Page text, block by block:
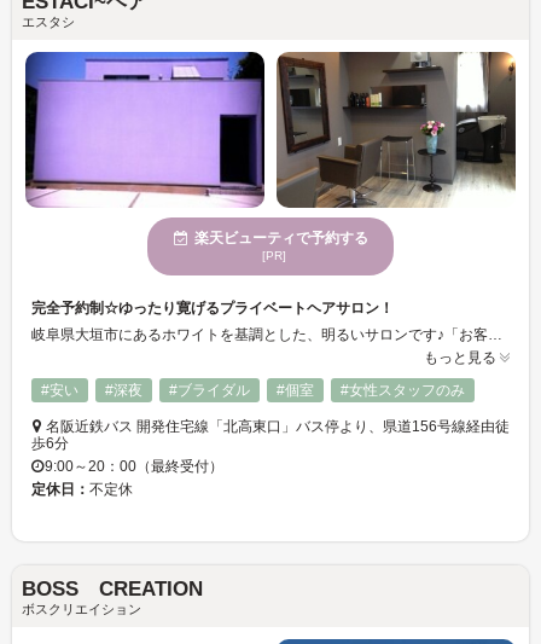
エスタシ
楽天ビューティで予約する
[PR]
完全予約制☆ゆったり寛げるプライベートヘアサロン！
岐阜県大垣市にあるホワイトを基調とした、明るいサロンです♪「お客様の髪を美しくすること」を日々心掛けております。痛んだ髪を徹底的に修復する、サロンでしかできない究極のトリートメントと、頭皮からリフレッシュできるヘッドスパをぜひ体験してみてください！また、リラクゼーションも併設☆髪も体もキレイにしませんか？
もっと見る
#安い
#深夜 #ブライダル #個室 #女性スタッフのみ
名阪近鉄バス 開発住宅線「北高東口」バス停より、県道156号線経由徒
歩6分
9:00～20：00（最終受付）
定休日： 不定休
BOSS CREATION
ボスクリエイション